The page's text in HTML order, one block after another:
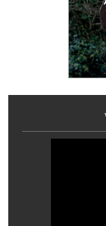
Déchets
Services publics
Démarches
Biens à louer